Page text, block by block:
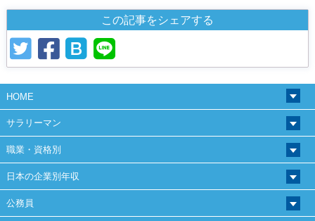
この記事をシェアする
HOME
サラリーマン
職業・資格別
日本の企業別年収
公務員